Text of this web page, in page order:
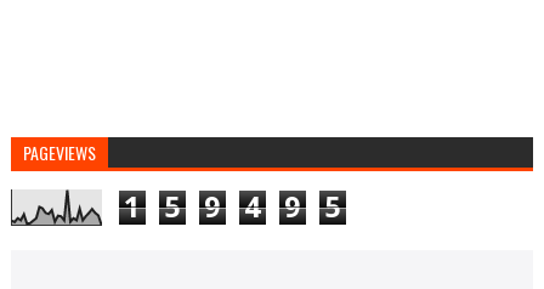
PAGEVIEWS
1 5 9 4 9 5